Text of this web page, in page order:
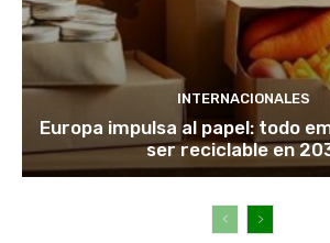
INTERNACIONALES
Europa impulsa al papel: todo
ser reciclable en